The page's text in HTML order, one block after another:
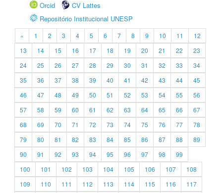
Orcid
CV Lattes
Repositório Institucional UNESP
« 1 2 3 4 5 6 7 8 9 10 11
12
13
14 15 16 17 18 19 20 21 22
23
24
25 26 27 28 29 30 31 32 33
34
35
36 37 38 39 40 41 42 43 44
45
46
47 48 49 50 51 52 53 54 55
56
57
58 59 60 61 62 63 64 65 66
67
68
69 70 71 72 73 74 75 76 77
78
79
80 81 82 83 84 85 86 87 88
89
90
91 92 93 94 95 96 97 98
99
100
101 102 103 104 105 106 107
108
109
110 111 112 113 114 115 116
117